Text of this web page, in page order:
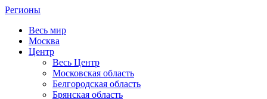
Регионы
Весь мир
Москва
Центр
Весь Центр
Московская область
Белгородская область
Брянская область